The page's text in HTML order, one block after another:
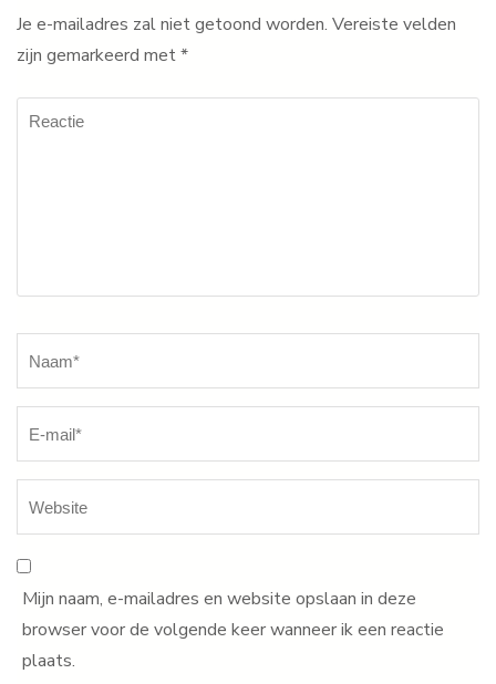
Je e-mailadres zal niet getoond worden. Vereiste velden
zijn gemarkeerd met*
Reactie
Mijn naam, e-mailadres en website opslaan in deze
browser voor de volgende keer wanneer ik een reactie
plaats.